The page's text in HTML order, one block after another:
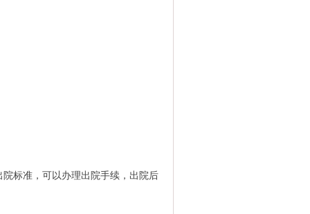
标准，可以办理出院手续，出院后